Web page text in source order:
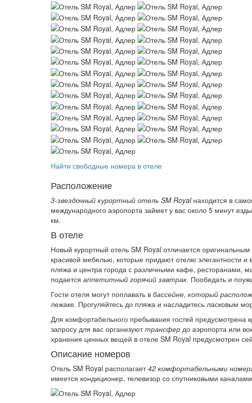
Найти свободные номера в отеле
Расположение
3-звездочный курортный отель SM Royalнаходится в
международного аэропорта займет у вас около 5 минут
км.
В отеле
Новый курортный отель SM Royal отличается
красивой мебелью, которые придают отелю элегантности
пляжа и центра города с различными кафе, ресторанами,
подается аппетитный горячий завтрак. Пообедать и
Гости отеля могут поплавать в бассейне, который
лежаке. Прогуляйтесь до пляжа и насладитесь ласковым
Для комфортабельного пребывания гостей предусмотрена
запросу для вас организуюттрансфер до аэропорта или
хранения ценных вещей в отеле SM Royal предусмотрен
Описание номеров
Отель SM Royal располагает42 комфортабельными
имеется кондиционер, телевизор со спутниковыми